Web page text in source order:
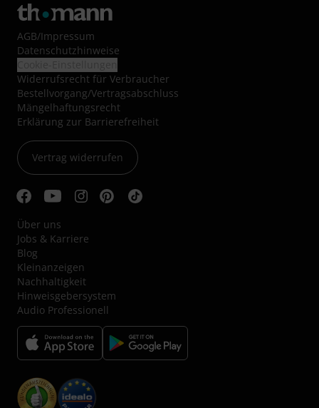
AGB/Impressum
Datenschutzhinweise
Widerrufsrecht für Verbraucher
Bestellvorgang/Vertragsabschluss
Mängelhaftungsrecht
Erklärung zur Barrierefreiheit
Vertrag widerrufen
Über uns
Jobs & Karriere
Blog
Kleinanzeigen
Nachhaltigkeit
Hinweisgebersystem
Audio Professionell